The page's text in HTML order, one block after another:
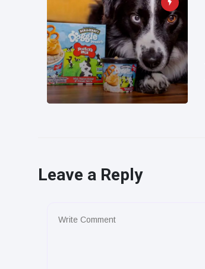
Leave a Reply